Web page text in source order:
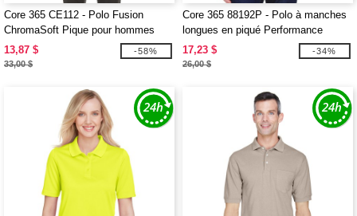
Core 365 CE112 - Polo Fusion
ChromaSoft Pique pour hommes
13,87 $
33,00 $
-58%
Core 365 88192P - Polo à manches
longues en piqué Performance
Pinnacle pour adulte avec poche
17,23 $
26,00 $
-34%